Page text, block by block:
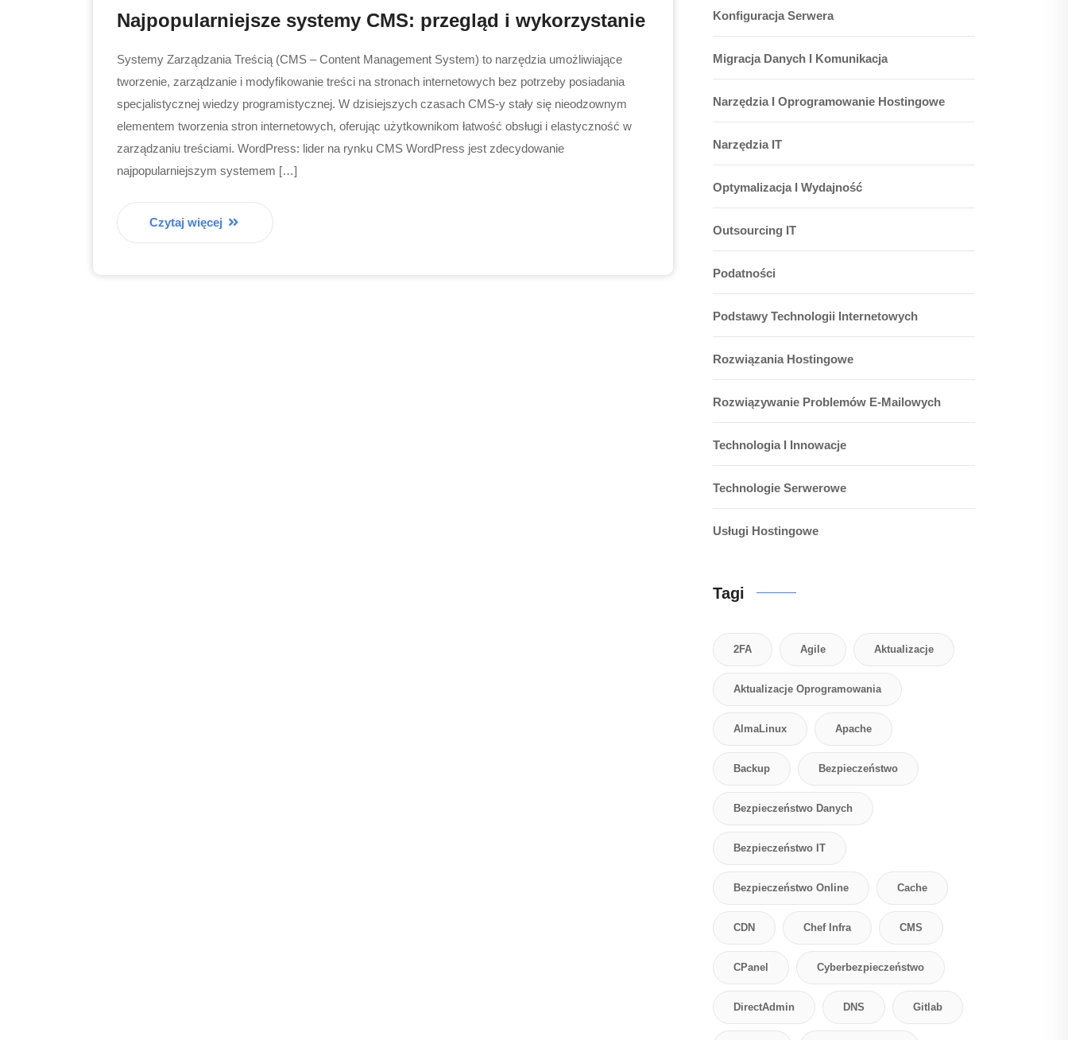
Najpopularniejsze systemy CMS: przegląd i wykorzystanie
Systemy Zarządzania Treścią (CMS – Content Management System) to narzędzia umożliwiające
tworzenie, zarządzanie i modyfikowanie treści na stronach internetowych bez potrzeby posiadania
specjalistycznej wiedzy programistycznej. W dzisiejszych czasach CMS-y stały się nieodzownym
elementem tworzenia stron internetowych, oferując użytkownikom łatwość obsługi i elastyczność w
zarządzaniu treściami. WordPress: lider na rynku CMS WordPress jest zdecydowanie
najpopularniejszym systemem […]
Czytaj więcej
Konfiguracja Serwera
Migracja Danych I Komunikacja
Narzędzia I Oprogramowanie Hostingowe
Narzędzia IT
Optymalizacja I Wydajność
Outsourcing IT
Podatności
Podstawy Technologii Internetowych
Rozwiązania Hostingowe
Rozwiązywanie Problemów E-Mailowych
Technologia I Innowacje
Technologie Serwerowe
Usługi Hostingowe
Tagi
2FA Agile Aktualizacje
Aktualizacje Oprogramowania
AlmaLinux Apache
Backup Bezpieczeństwo
Bezpieczeństwo Danych
Bezpieczeństwo IT
Bezpieczeństwo Online Cache
CDN Chef Infra CMS
CPanel Cyberbezpieczeństwo
DirectAdmin DNS Gitlab